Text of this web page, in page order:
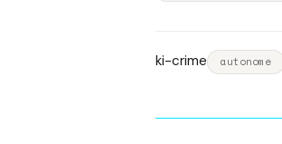
ki-crime autonome